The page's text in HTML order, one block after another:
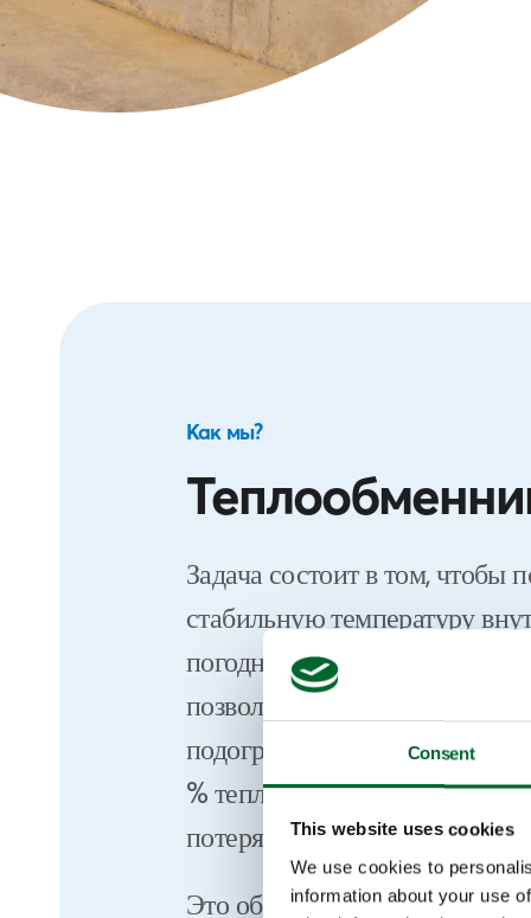
Consent
This website uses cookies
We use cookies to
information about your use
Как мы?
Задача состоит в том, чтобы
стабильную температуру
погодных условий снаружи.
позволяет использовать тепло
подогрева свежего воздуха.
% тепла, которое в
потеряно, эффективно
Это обеспечивает